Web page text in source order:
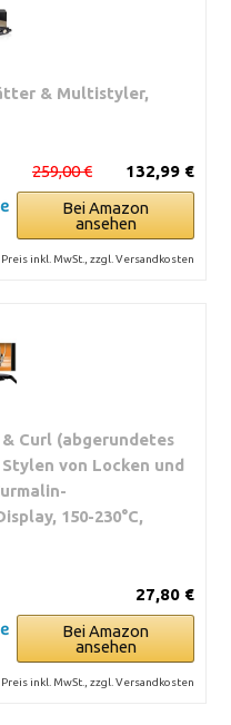
& Multistyler,
132,99 €
259,00 €
Bei Amazon
ansehen
Preis inkl. MwSt., zzgl. Versandkosten
Curl (abgerundetes
von Locken und
150-230°C,
27,80 €
Bei Amazon
ansehen
Preis inkl. MwSt., zzgl. Versandkosten